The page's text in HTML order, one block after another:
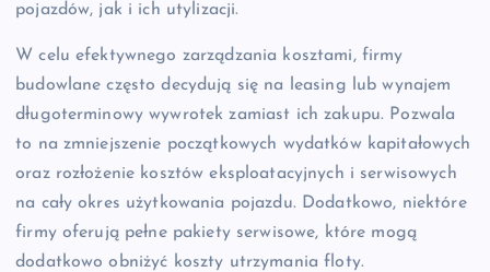
pojazdów, jak i ich utylizacji.
W celu efektywnego zarządzania kosztami, firmy
budowlane często decydują się na leasing lub wynajem
długoterminowy wywrotek zamiast ich zakupu. Pozwala
to na zmniejszenie początkowych wydatków kapitałowych
oraz rozłożenie kosztów eksploatacyjnych i serwisowych
na cały okres użytkowania pojazdu. Dodatkowo, niektóre
firmy oferują pełne pakiety serwisowe, które mogą
dodatkowo obniżyć koszty utrzymania floty.